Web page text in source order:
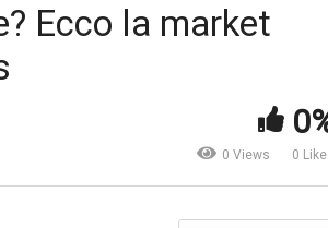
Ecco la market
0 Views 0